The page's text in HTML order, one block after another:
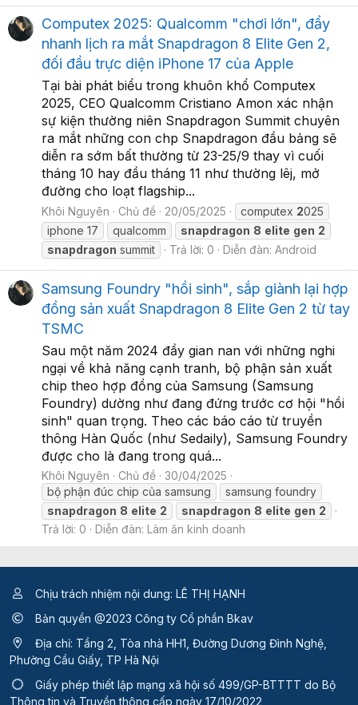
Computex 2025: Qualcomm "chơi lớn", đẩy
nhanh lịch ra mắt Snapdragon 8 Elite Gen 2,
đối đầu trực diện iPhone 17 của Apple
Tại bài phát biểu trong khuôn khổ Computex
2025, CEO Qualcomm Cristiano Amon xác nhận
sự kiện thường niên Snapdragon Summit chuyên
ra mắt những con chp Snapdragon đầu bảng sẽ
diễn ra sớm bất thường từ 23-25/9 thay vì cuối
tháng 10 hay đầu tháng 11 như thường lêj, mở
đường cho loạt flagship...
Khôi Nguyên Chủ đề 20/05/2025 computex 2025
iphone 17
qualcomm snapdragon 8 elite gen 2
snapdragon summit Trả lời: 0 Diễn đàn: Android
Samsung Foundry "hồi sinh", sắp giành lại hợp
đồng sản xuất Snapdragon 8 Elite Gen 2 từ tay
TSMC
Sau một năm 2024 đầy gian nan với những nghi
ngại về khả năng cạnh tranh, bộ phận sản xuất
chip theo hợp đồng của Samsung (Samsung
Foundry) dường như đang đứng trước cơ hội "hồi
sinh" quan trọng. Theo các báo cáo từ truyền
thông Hàn Quốc (như Sedaily), Samsung Foundry
được cho là đang trong quá...
Khôi Nguyên Chủ đề
30/04/2025
bộ phận đúc chip của samsung
samsung foundry
snapdragon 8 elite 2 snapdragon 8 elite gen 2
Trả lời: 0
Diễn đàn: Làm ăn kinh doanh
Chịu trách nhiệm nội dung: LÊ THỊ HẠNH
Bản quyền @2023 Công ty Cổ phần Bkav
Địa chỉ: Tầng 2, Tòa nhà HH1, Đường Dương Đình Nghệ,
Phường Cầu Giấy, TP Hà Nội
Giấy phép thiết lập mạng xã hội số 499/GP-BTTTT do Bộ
Thông tin và Truyền thông cấp ngày 17/10/2022